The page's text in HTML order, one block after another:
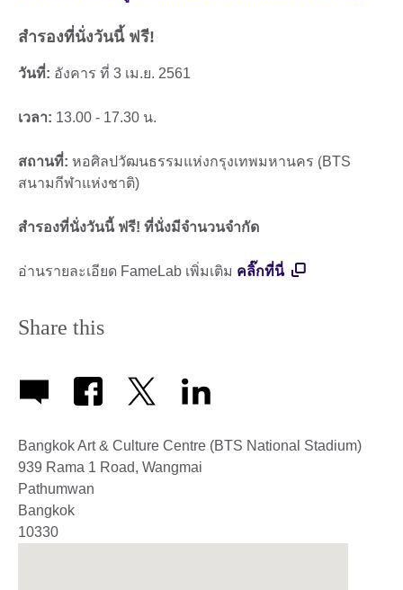
สำรองที่นั่งวันนี้ ฟรี!
วันที่: อังคาร ที่ 3 เม.ย. 2561
เวลา: 13.00 - 17.30 น.
สถานที่: หอศิลปวัฒนธรรมแห่งกรุงเทพมหานคร (ฺBTS
สนามกีฬาแห่งชาติ)
สำรองที่นั่งวันนี้ ฟรี! ที่นั่งมีจำนวนจำกัด
อ่านรายละเอียด FameLab เพิ่มเติม คลิ๊กที่นี่
Share this
Bangkok Art & Culture Centre (BTS National Stadium)
939 Rama 1 Road, Wangmai
Pathumwan
Bangkok
10330